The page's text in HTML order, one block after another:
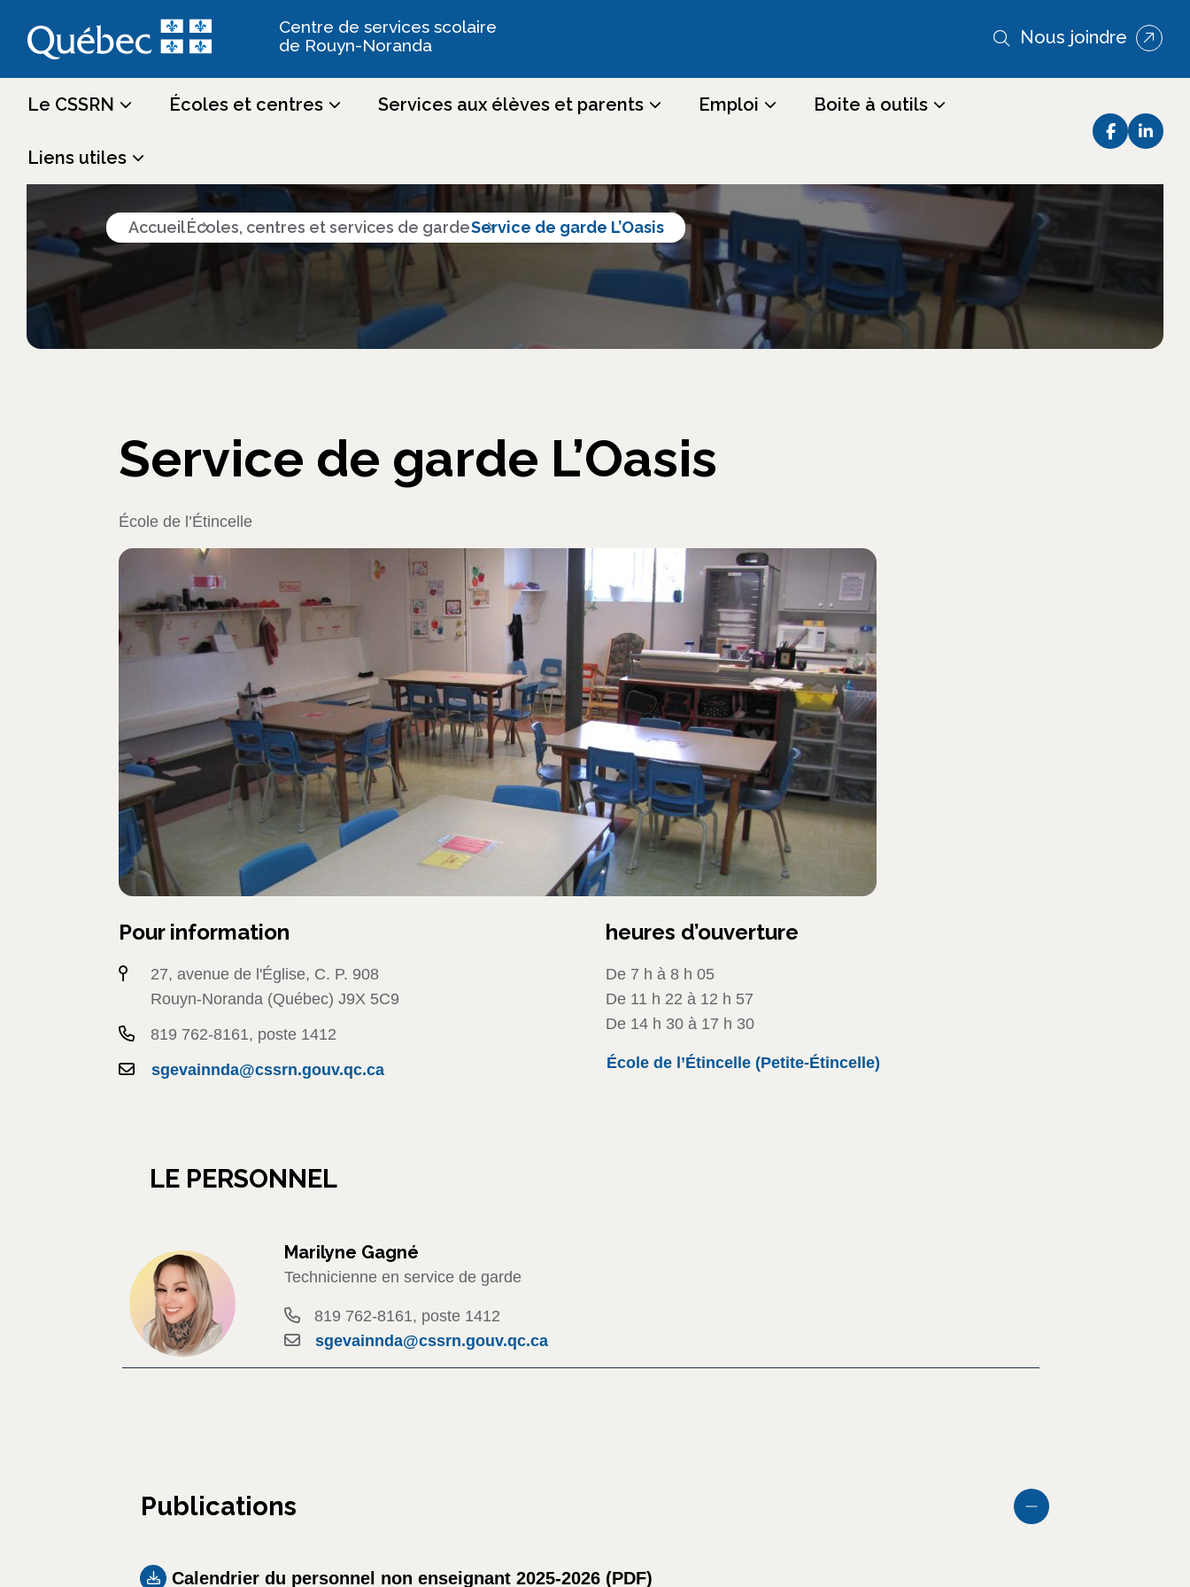
Centre de services scolaire
de Rouyn-Noranda
Nous joindre
Le CSSRN Écoles et centres Services aux élèves et parents Emploi Boite à outils
Liens utiles
AccueilÉcoles, centres et services de gardeService de garde L’Oasis
Service de garde L’Oasis
École de l’Étincelle
Pour information
27, avenue de l'Église, C. P. 908
Rouyn-Noranda (Québec) J9X 5C9
819 762-8161, poste 1412
sgevainnda@cssrn.gouv.qc.ca
heures d’ouverture
De 7 h à 8 h 05
De 11 h 22 à 12 h 57
De 14 h 30 à 17 h 30
École de l’Étincelle (Petite-Étincelle)
LE PERSONNEL
Marilyne Gagné
Technicienne en service de garde
819 762-8161, poste 1412
sgevainnda@cssrn.gouv.qc.ca
Publications
Calendrier du personnel non enseignant 2025-2026 (PDF)